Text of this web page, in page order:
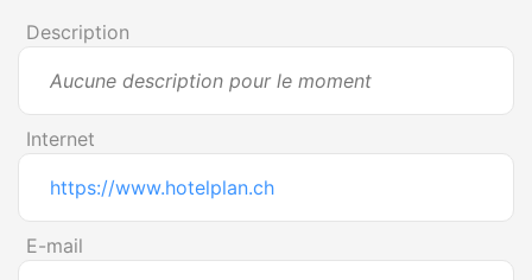
Description
Aucune description pour le moment
Internet
https://www.hotelplan.ch
E-mail